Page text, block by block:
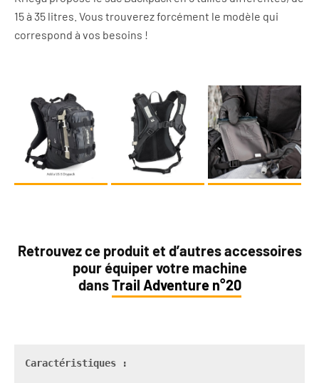
15 à 35 litres. Vous trouverez forcément le modèle qui
correspond à vos besoins !
Retrouvez ce produit et d’autres accessoires
pour équiper votre machine
dansTrail Adventure n°20
Caractéristiques :